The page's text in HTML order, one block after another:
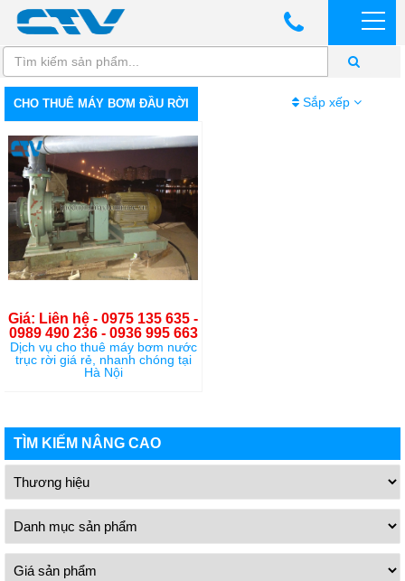
CHO THUÊ MÁY BƠM ĐẦU RỜI Sắp xếp
Giá: Liên hệ - 0975 135 635 -
0989 490 236 - 0936 995 663
Dịch vụ cho thuê máy bơm nước
trục rời giá rẻ, nhanh chóng tại
Hà Nội
TÌM KIẾM NÂNG CAO